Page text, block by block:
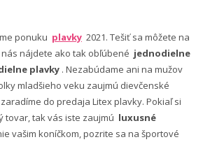
ponuku plavky 2021. Tešiť sa môžete na
nás nájdete ako tak obľúbené jednodielne
plavky . Nezabúdame ani na mužov
mladšieho veku zaujmú dievčenské
do predaja Litex plavky. Pokiaľ si
tovar, tak vás iste zaujmú luxusné
vašim koníčkom, pozrite sa na športové